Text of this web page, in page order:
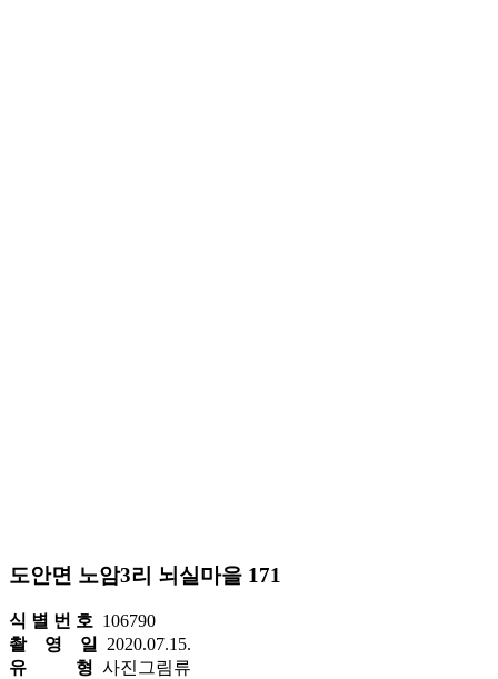
도안면 노암3리 뇌실마을 171
식 별 번 호 106790
촬 영 일
2020.07.15.
유 형 사진그림류